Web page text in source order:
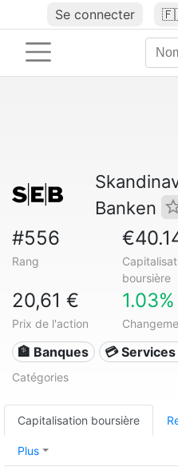
Se connecter
Banken
#556
Rang
boursière
20,61 €
Prix de l'action
1.03%
🏦 Banques 💳
Catégories
Capitalisation boursière
Plus